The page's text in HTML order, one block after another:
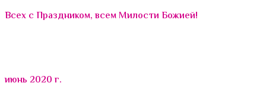
Всех с Праздником, всем Милости Божией!
июнь 2020 г.